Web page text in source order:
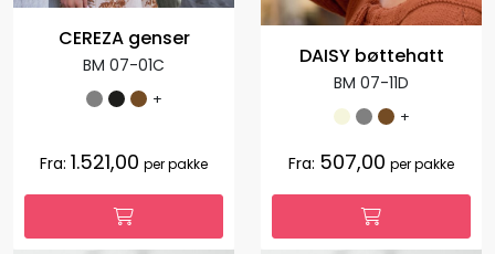
CEREZA genser
BM 07-01C
+
Fra: 1.521,00 per pakke
DAISY bøttehatt
BM 07-11D
+
Fra: 507,00 per pakke